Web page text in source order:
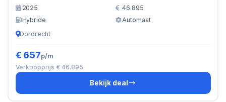
2025
46.895
Hybride
Automaat
Dordrecht
€ 657p/m
Verkoopprijs € 46.895
Bekijk deal